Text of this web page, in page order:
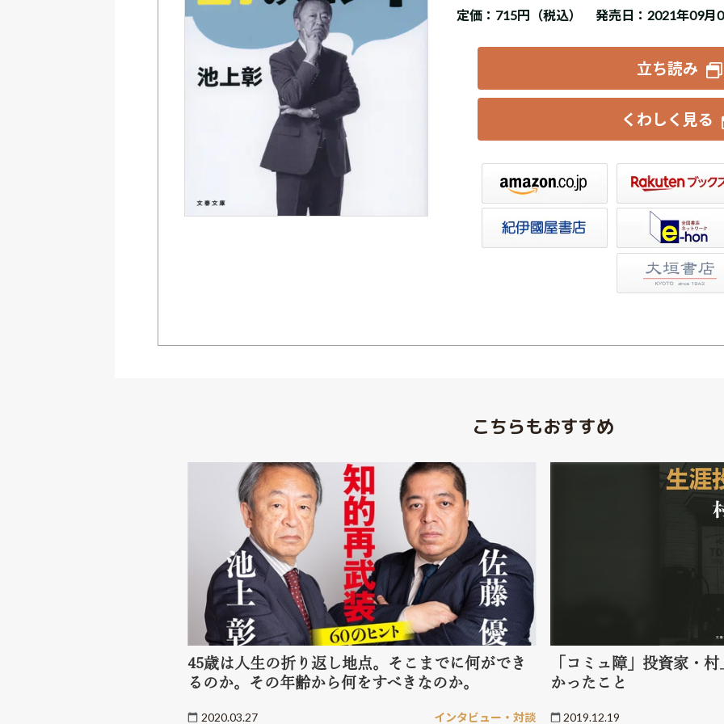
定価： 715円（税込） 発売日：2021年09月
立ち読み
くわしく見る
Amazon セブンネット
紀伊國屋書店ウェブストア
e-hon HonyaClub
こちらもおすすめ
45歳は人生の折り返し地点。そこまでに何ができ
るのか。その年齢から何をすべきなのか。
2020.03.27 インタビュー・対談
「コミュ障」投資家・
かったこと
2019.12.19